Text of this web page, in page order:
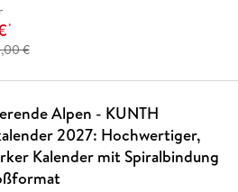
*
€
Alpen - KUNTH
2027: Hochwertiger,
Kalender mit Spiralbindung